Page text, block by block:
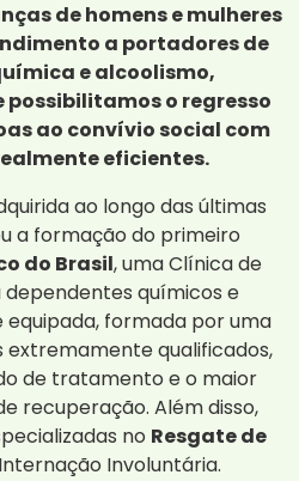
de homens e mulheres
a portadores de
e alcoolismo,
possibilitamos o regresso
ao convívio social com
eficientes.
ao longo das últimas
a formação do primeiro
do Brasil, uma Clínica de
químicos e
formada por uma
extremamente qualificados,
de tratamento e o maior
recuperação. Além disso,
no Resgate de
Involuntária.